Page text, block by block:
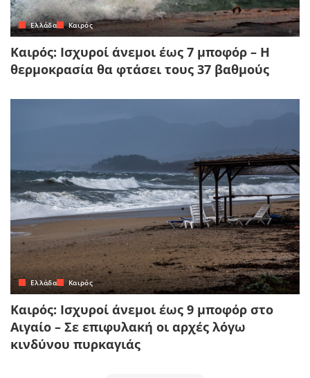
Ελλάδα Καιρός
Καιρός: Ισχυροί άνεμοι έως 7 μποφόρ – Η
θερμοκρασία θα φτάσει τους 37 βαθμούς
Ελλάδα Καιρός
Καιρός: Ισχυροί άνεμοι έως 9 μποφόρ στο
Αιγαίο – Σε επιφυλακή οι αρχές λόγω
κινδύνου πυρκαγιάς